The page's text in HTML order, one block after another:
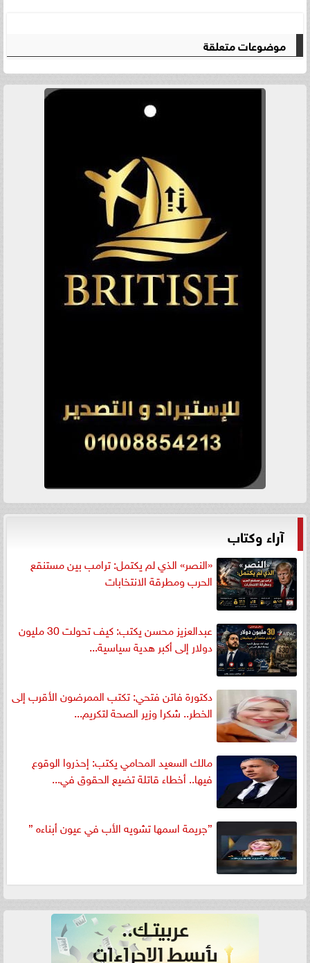
موضوعات متعلقة
آراء وكتاب
«النصر» الذي لم يكتمل: ترامب بين مستنقع
الحرب ومطرقة الانتخابات
عبدالعزيز محسن يكتب: كيف تحولت 30 مليون
دولار إلى أكبر هدية سياسية...
دكتورة فاتن فتحي: تكتب الممرضون الأقرب إلى
الخطر.. شكرا وزير الصحة لتكريم...
مالك السعيد المحامي يكتب: إحذروا الوقوع
فيها.. أخطاء قاتلة تضيع الحقوق في...
”جريمة اسمها تشويه الأب في عيون أبناءه ”